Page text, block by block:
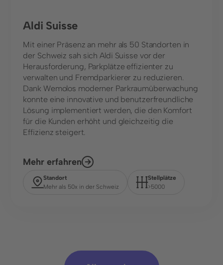
Aldi Suisse
Mit einer Präsenz an mehr als 50 Standorten in
der Schweiz sah sich Aldi Suisse vor der
Herausforderung, Parkplätze effizienter zu
verwalten und Fremdparkierer zu reduzieren.
Dank Wemolos moderner Parkraumüberwachung
konnte eine innovative und benutzerfreundliche
Lösung implementiert werden, die den Komfort
für die Kunden erhöht und gleichzeitig die
Effizienz steigert.
Mehr erfahren
Standort
Mehr als 50x in der Schweiz
Stellplätze
>5000
Gastronomie und
Hotellerie
Gross- und
Einzelhandel
Immobilienwirtschaft
Infrastruktur,
Parkhäuser & Messen
Städte und Kommunen
Unternehmen
Presse & Events